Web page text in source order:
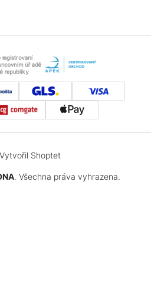
Vytvořil Shoptet
. Všechna práva vyhrazena.